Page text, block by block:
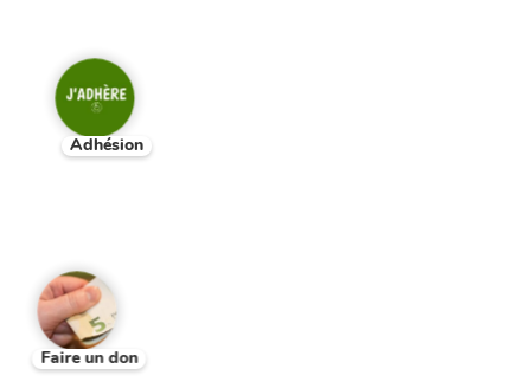
Adhésion
Faire un don